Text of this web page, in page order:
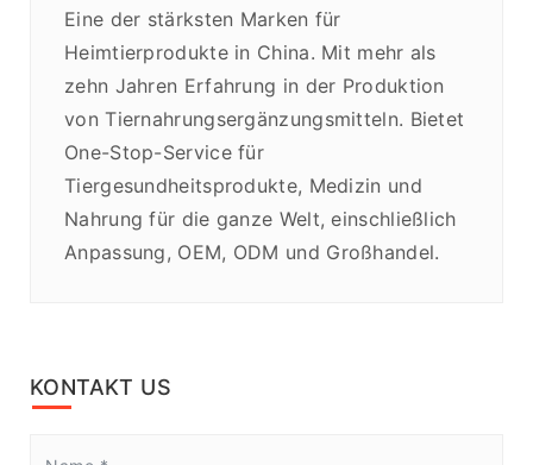
Eine der stärksten Marken für
Heimtierprodukte in China. Mit mehr als
zehn Jahren Erfahrung in der Produktion
von Tiernahrungsergänzungsmitteln. Bietet
One-Stop-Service für
Tiergesundheitsprodukte, Medizin und
Nahrung für die ganze Welt, einschließlich
Anpassung, OEM, ODM und Großhandel.
KONTAKT US